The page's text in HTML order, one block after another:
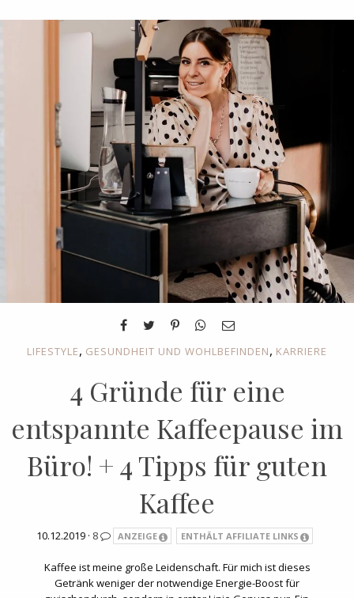
LIFESTYLE, GESUNDHEIT UND WOHLBEFINDEN, KARRIERE
4 Gründe für eine
entspannte Kaffeepause im
Büro! + 4 Tipps für guten
Kaffee
10.12.2019 · 8 ANZEIGE ENTHÄLT AFFILIATE LINKS
Kaffee ist meine große Leidenschaft. Für mich ist dieses
Getränk weniger der notwendige Energie-Boost für